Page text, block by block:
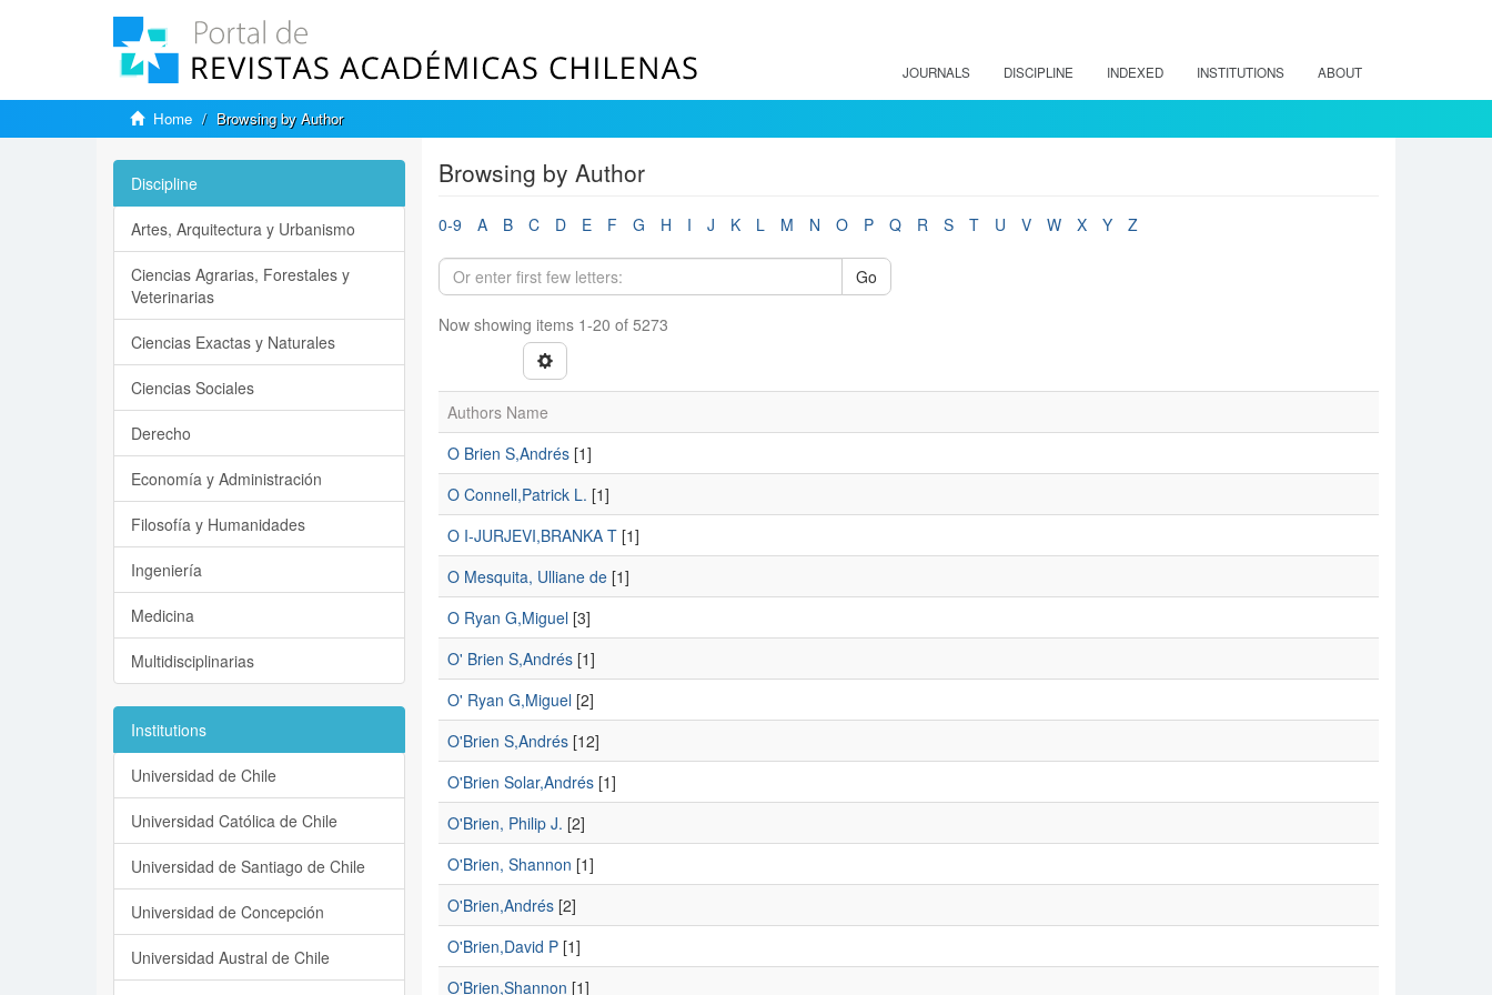
JOURNALS DISCIPLINE INDEXED INSTITUTIONS ABOUT
Home Browsing by Author
Browsing by Author
0-9 A B C D E F G H I J K L M N O P Q R S T U V W X Y Z
Go
Now showing items 1-20 of 5273
Authors Name
O Brien S,Andrés[1]
O Connell,Patrick L. [1]
O I-JURJEVI,BRANKA T[1]
O Mesquita, Ulliane de[1]
O Ryan G,Miguel[3]
O' Brien S,Andrés[1]
O' Ryan G,Miguel[2]
O'Brien S,Andrés[12]
O'Brien Solar,Andrés[1]
O'Brien, Philip J. [2]
O'Brien, Shannon [1]
O'Brien,Andrés[2]
O'Brien,David P[1]
O'Brien,Shannon [1]
Discipline
Artes, Arquitectura y Urbanismo
Ciencias Agrarias, Forestales y
Veterinarias
Ciencias Exactas y Naturales
Ciencias Sociales
Derecho
Economía y Administración
Filosofía y Humanidades
Ingeniería
Medicina
Multidisciplinarias
Institutions
Universidad de Chile
Universidad Católica de Chile
Universidad de Santiago de Chile
Universidad de Concepción
Universidad Austral de Chile